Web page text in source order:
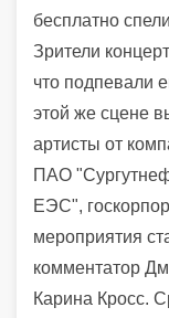
бесплатно
Зрители
что подпевали
этой же сцене
артисты от
ПАО
ЕЭС",
мероприятия
комментатор
Карина Кросс.